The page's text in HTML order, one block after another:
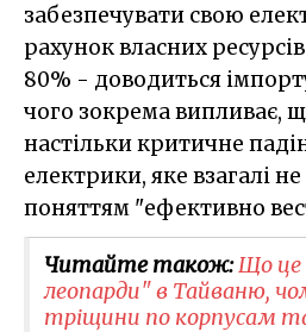
забезпечувати свою
рахунок власних
80% - доводиться
чого зокрема випливає,
настільки критичне
електрики, яке взагалі не
поняттям "ефективно
Читайте також:Що це
леопарди" в Тайваню,
тріщини по корпусам